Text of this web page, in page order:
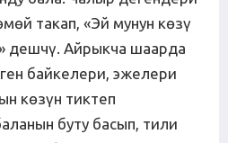
такап, «Эй мунун көзү
дешчү. Айрыкча шаарда
байкелери, эжелери
көзүн тиктеп
буту басып, тили